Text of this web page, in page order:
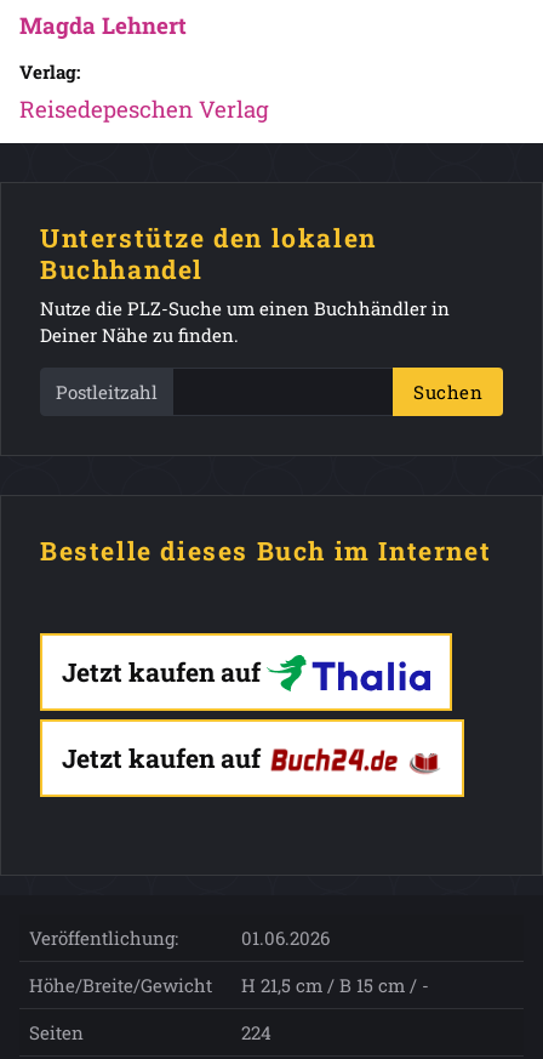
Magda Lehnert
Verlag:
Reisedepeschen Verlag
Unterstütze den lokalen
Buchhandel
Nutze die PLZ-Suche um einen Buchhändler in
Deiner Nähe zu finden.
Postleitzahl Suchen
Bestelle dieses Buch im Internet
Jetzt kaufen auf
Jetzt kaufen auf
Veröffentlichung:
01.06.2026
Höhe/Breite/Gewicht
H 21,5 cm / B 15 cm / -
Seiten
224